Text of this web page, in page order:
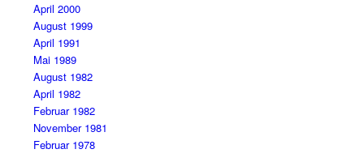
April 2000
August 1999
April 1991
Mai 1989
August 1982
April 1982
Februar 1982
November 1981
Februar 1978